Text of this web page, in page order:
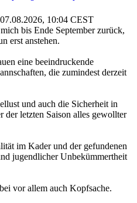
10:04 CEST
bis Ende September zurück,
erst anstehen.
eine beeindruckende
die zumindest derzeit
und auch die Sicherheit in
der letzten Saison alles gewollter
im Kader und der gefundenen
jugendlicher Unbekümmertheit
vor allem auch Kopfsache.